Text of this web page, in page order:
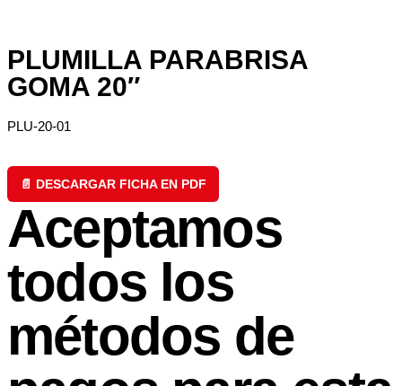
PLUMILLA PARABRISA
GOMA 20″
PLU-20-01
📄 DESCARGAR FICHA EN PDF
Aceptamos
todos los
métodos de